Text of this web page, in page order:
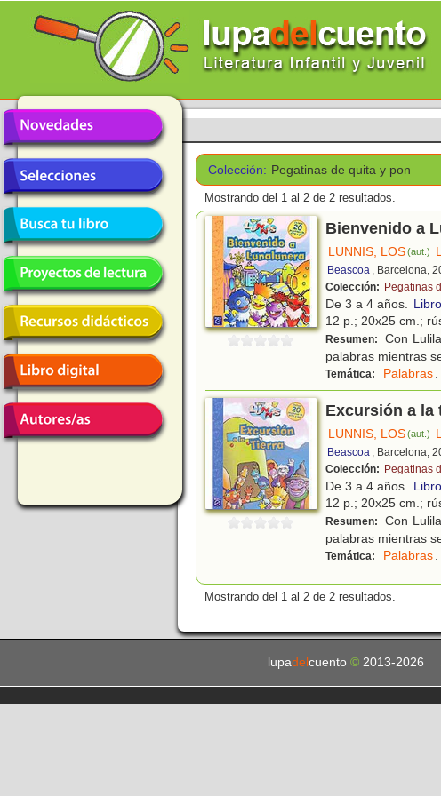
Colección: Pegatinas de quita y pon
Mostrando del 1 al 2 de 2 resultados.
Bienvenido a
LUNNIS, LOS(aut.)
Beascoa , Barcelona,
Colección: Pegatinas
De 3 a 4 años.
12 p.; 20x25 cm.;
Resumen:
Con
palabras mientras
Temática: Palabras.
Excursión a la
LUNNIS, LOS(aut.)
Beascoa , Barcelona,
Colección: Pegatinas
De 3 a 4 años.
12 p.; 20x25 cm.;
Resumen:
Con
palabras mientras
Temática: Palabras.
Mostrando del 1 al 2 de 2 resultados.
lupadel cuento © 2013-2026